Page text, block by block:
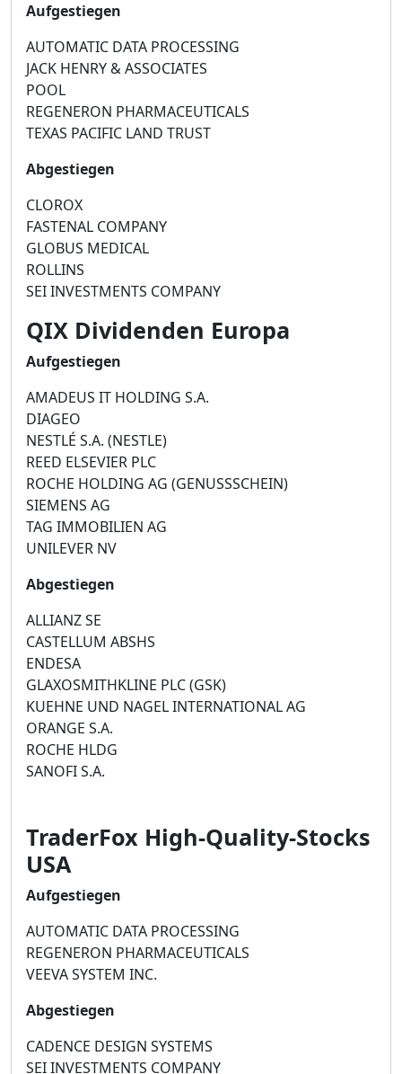
Aufgestiegen
AUTOMATIC DATA PROCESSING
JACK HENRY & ASSOCIATES
POOL
REGENERON PHARMACEUTICALS
TEXAS PACIFIC LAND TRUST
Abgestiegen
CLOROX
FASTENAL COMPANY
GLOBUS MEDICAL
ROLLINS
SEI INVESTMENTS COMPANY
QIX Dividenden Europa
Aufgestiegen
AMADEUS IT HOLDING S.A.
DIAGEO
NESTLÉ S.A. (NESTLE)
REED ELSEVIER PLC
ROCHE HOLDING AG (GENUSSSCHEIN)
SIEMENS AG
TAG IMMOBILIEN AG
UNILEVER NV
Abgestiegen
ALLIANZ SE
CASTELLUM ABSHS
ENDESA
GLAXOSMITHKLINE PLC (GSK)
KUEHNE UND NAGEL INTERNATIONAL AG
ORANGE S.A.
ROCHE HLDG
SANOFI S.A.
TraderFox High-Quality-Stocks
USA
Aufgestiegen
AUTOMATIC DATA PROCESSING
REGENERON PHARMACEUTICALS
VEEVA SYSTEM INC.
Abgestiegen
CADENCE DESIGN SYSTEMS
SEI INVESTMENTS COMPANY